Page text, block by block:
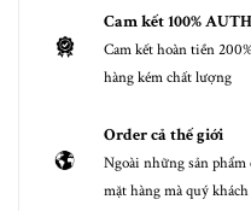
Cam kết 100%
Cam kết hoàn tiền
hàng kém chất lượng
Order cả thế giới
Ngoài những sản
mặt hàng mà quý